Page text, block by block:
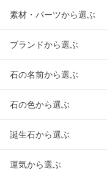
素材・パーツから選ぶ
ブランドから選ぶ
石の名前から選ぶ
石の色から選ぶ
誕生石から選ぶ
運気から選ぶ